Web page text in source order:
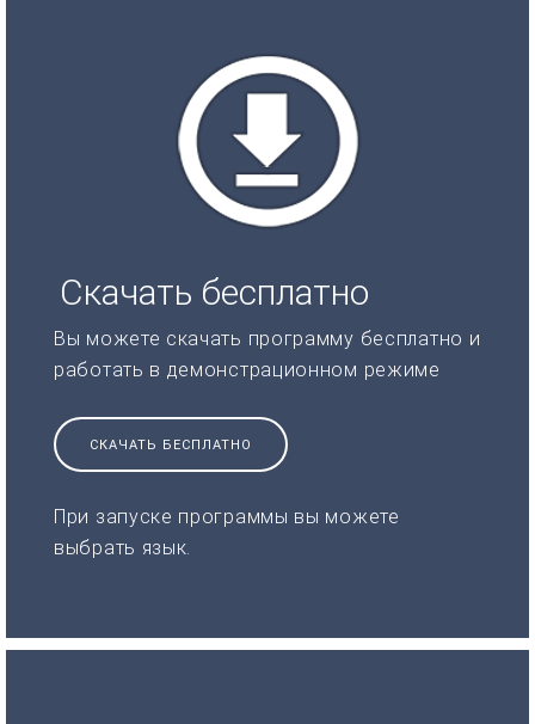
Скачать бесплатно
Вы можете скачать программу бесплатно и
работать в демонстрационном режиме
СКАЧАТЬ БЕСПЛАТНО
При запуске программы вы можете
выбрать язык.